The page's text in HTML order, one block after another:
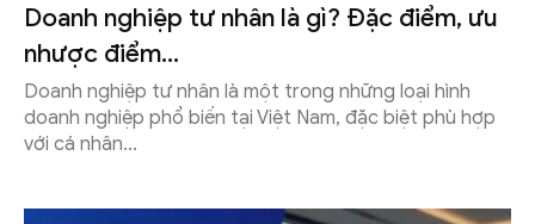
Doanh nghiệp tư nhân là gì? Đặc điểm, ưu
nhược điểm...
Doanh nghiệp tư nhân là một trong những loại hình
doanh nghiệp phổ biến tại Việt Nam, đặc biệt phù hợp
với cá nhân...